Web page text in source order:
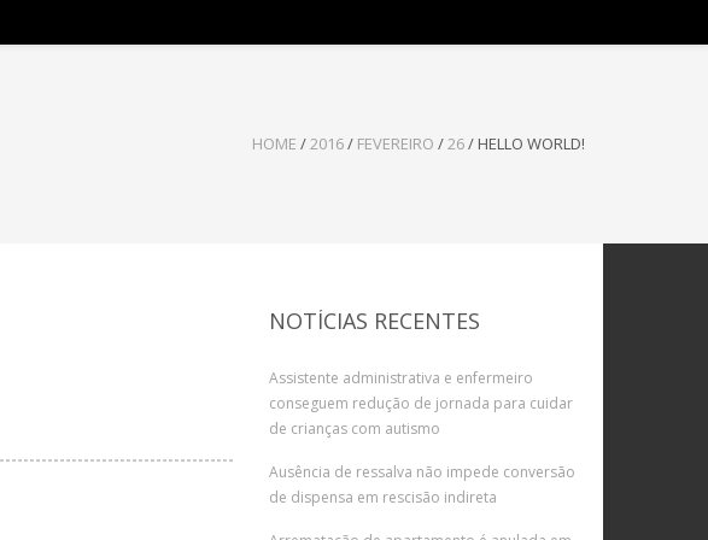
HOME /2016/ FEVEREIRO /26/ HELLO WORLD!
NOTÍCIAS RECENTES
Assistente administrativa e enfermeiro
conseguem redução de jornada para cuidar
de crianças com autismo
Ausência de ressalva não impede conversão
de dispensa em rescisão indireta